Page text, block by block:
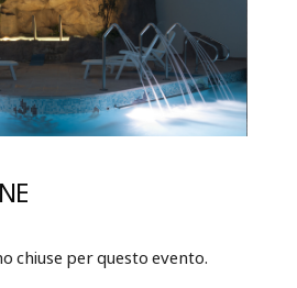
chiuse per questo evento.